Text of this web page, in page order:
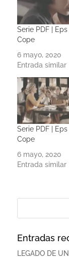
Serie PDF |
Cope
6 mayo, 2020
Entrada similar
Serie PDF |
Cope
6 mayo, 2020
Entrada similar
Entradas
LEGADO DE